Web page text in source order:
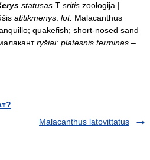
statusas T sritis zoologija |
atitikmenys: lot. Malacanthus
quakefish; short-nosed sand
ryšiai: platesnis terminas –
Malacanthus latovittatus